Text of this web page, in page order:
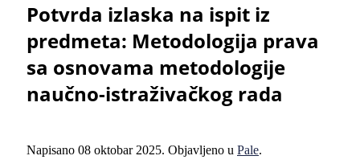
Potvrda izlaska na ispit iz
predmeta: Metodologija prava
sa osnovama metodologije
naučno-istraživačkog rada
Napisano 08 oktobar 2025. Objavljeno u Pale.